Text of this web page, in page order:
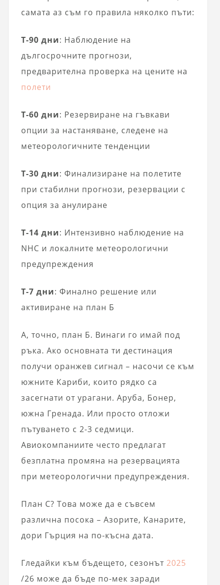
самата аз съм го правила няколко пъти:
T-90 дни: Наблюдение на
дългосрочните прогнози,
предварителна проверка на цените на
полети
T-60 дни: Резервиране на гъвкави
опции за настаняване, следене на
метеорологичните тенденции
T-30 дни: Финализиране на полетите
при стабилни прогнози, резервации с
опция за анулиране
Т-14 дни: Интензивно наблюдение на
NHC и локалните метеорологични
предупреждения
T-7 дни: Финално решение или
активиране на план Б
А, точно, план Б. Винаги го имай под
ръка. Ако основната ти дестинация
получи оранжев сигнал – насочи се към
южните Кариби, които рядко са
засегнати от урагани. Аруба, Бонер,
южна Гренада. Или просто отложи
пътуването с 2-3 седмици.
Авиокомпаниите често предлагат
безплатна промяна на резервацията
при метеорологични предупреждения.
План C? Това може да е съвсем
различна посока – Азорите, Канарите,
дори Гърция на по-късна дата.
Гледайки към бъдещето, сезонът 2025
/26 може да бъде по-мек заради